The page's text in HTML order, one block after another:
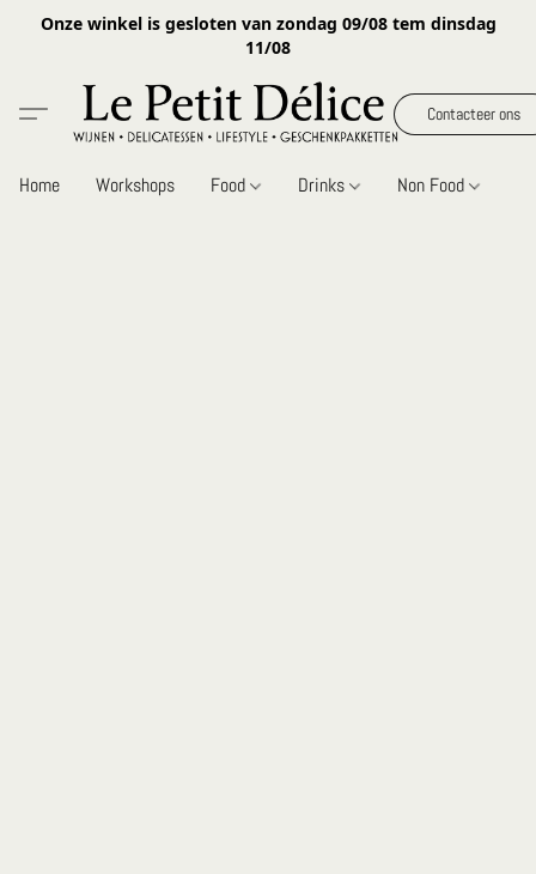
Onze winkel is gesloten van zondag 09/08 tem dinsdag
11/08
Contacteer ons
Home Workshops Food Drinks Non Food